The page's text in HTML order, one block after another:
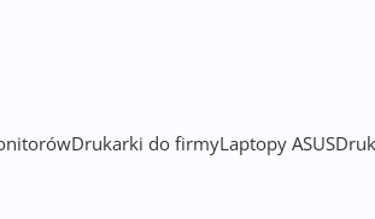
Drukarki do firmyLaptopy ASUS